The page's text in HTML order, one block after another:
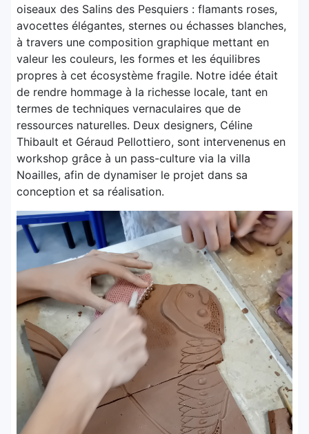
oiseaux des Salins des Pesquiers : flamants roses,
avocettes élégantes, sternes ou échasses blanches,
à travers une composition graphique mettant en
valeur les couleurs, les formes et les équilibres
propres à cet écosystème fragile. Notre idée était
de rendre hommage à la richesse locale, tant en
termes de techniques vernaculaires que de
ressources naturelles. Deux designers, Céline
Thibault et Géraud Pellottiero, sont intervenenus en
workshop grâce à un pass-culture via la villa
Noailles, afin de dynamiser le projet dans sa
conception et sa réalisation.